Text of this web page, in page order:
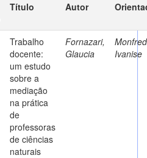
Título Autor
Trabalho
docente:
um estudo
sobre a
mediação
na prática
de
professoras
de ciências
naturais
Fornazari,
Glaucia
Ivanise